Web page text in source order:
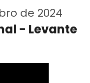
de 2024
- Levante